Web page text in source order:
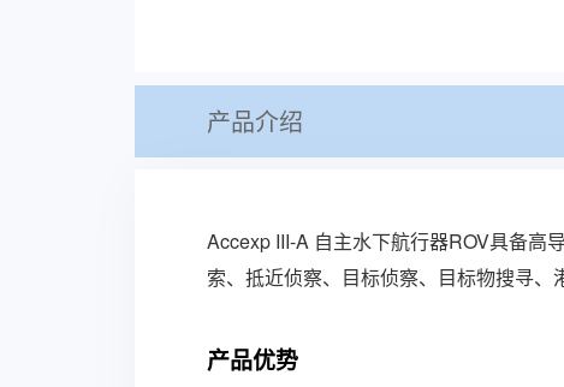
产品介绍
Accexp III-A 自主水下航行器ROV具备高
索、抵近侦察、目标侦察、目标物搜寻、
产品优势